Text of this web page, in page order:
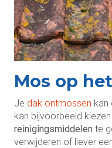
Mos op
Je dak ontmossen kan
kan bijvoorbeeld
reinigingsmiddelen te
verwijderen of liever